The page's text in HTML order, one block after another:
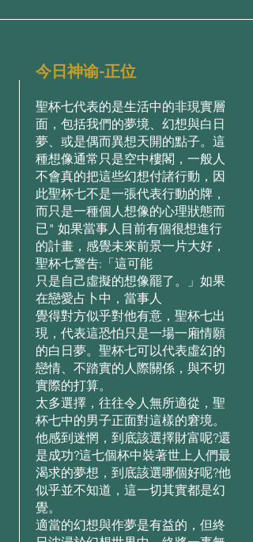
今日神谕-正位
聖杯七代表的是⽣活中的⾮現實層
⾯，包括我們的夢境、幻想與⽩⽇
夢、或是偶⽽異想天開的點⼦。這
種想像通常只是空中樓閣，⼀般⼈
不會真的把這些幻想付諸⾏動，因
此聖杯七不是⼀張代表⾏動的牌，
⽽只是⼀種個⼈想像的⼼理狀態⽽
已" 如果當事⼈⽬前有個很想進⾏
的計畫，感覺未來前景⼀⽚⼤好，
聖杯七警吿:「這可能
只是⾃⼰虛擬的想像罷了。」如果
在戀愛占⼘中，當事⼈
覺得對⽅似乎對他有意，聖杯七出
現，代表這恐怕只是⼀場⼀廂情願
的⽩⽇夢。聖杯七可以代表虛幻的
戀情、不踏實的⼈際關係，與不切
實際的打算。
太多選擇，往往令⼈無所適從，聖
杯七中的男⼦正⾯對這樣的窘境。
他感到迷惘，到底該選擇財富呢?還
是成功?這七個杯中裝著世上⼈們最
渴求的夢想，到底該選哪個好呢?他
似乎並不知道，這⼀切其實都是幻
覺。
適當的幻想與作夢是有益的，但終